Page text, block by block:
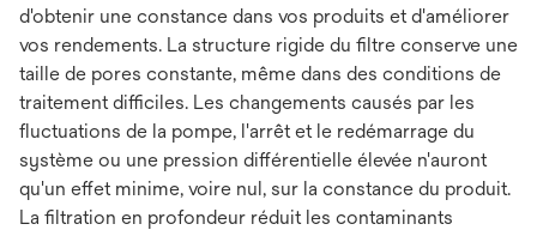
d'obtenir une constance dans vos produits et d'améliorer
vos rendements. La structure rigide du filtre conserve une
taille de pores constante, même dans des conditions de
traitement difficiles. Les changements causés par les
fluctuations de la pompe, l'arrêt et le redémarrage du
système ou une pression différentielle élevée n'auront
qu'un effet minime, voire nul, sur la constance du produit.
La filtration en profondeur réduit les contaminants